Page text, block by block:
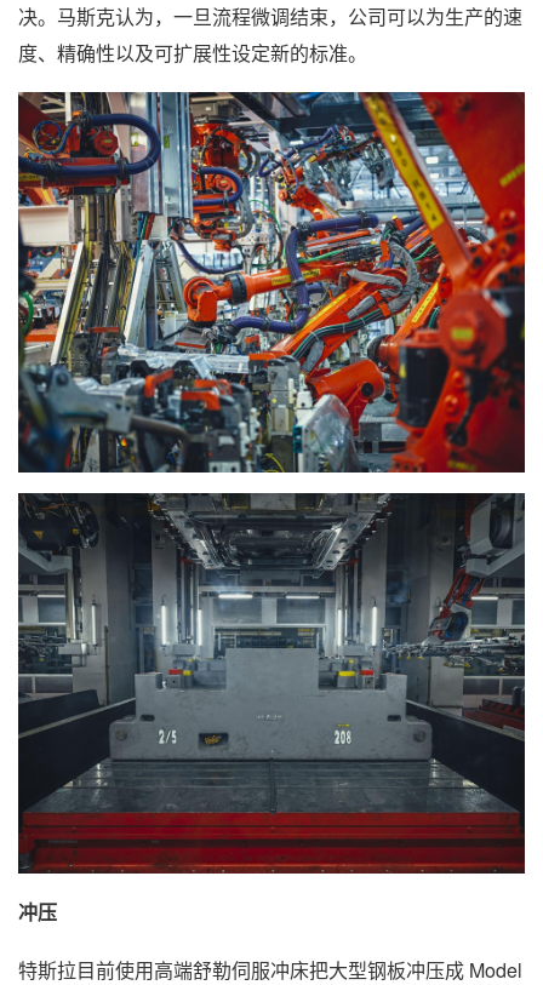
决。马斯克认为，一旦流程微调结束，公司可以为生产的速
度、精确性以及可扩展性设定新的标准。
冲压
特斯拉目前使用高端舒勒伺服冲床把大型钢板冲压成 Model